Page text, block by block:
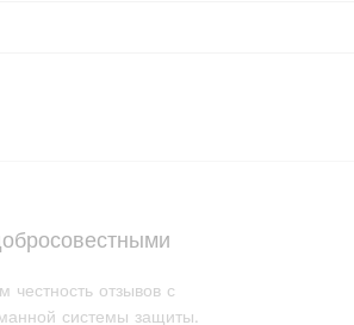
честность отзывов с
системы защиты.